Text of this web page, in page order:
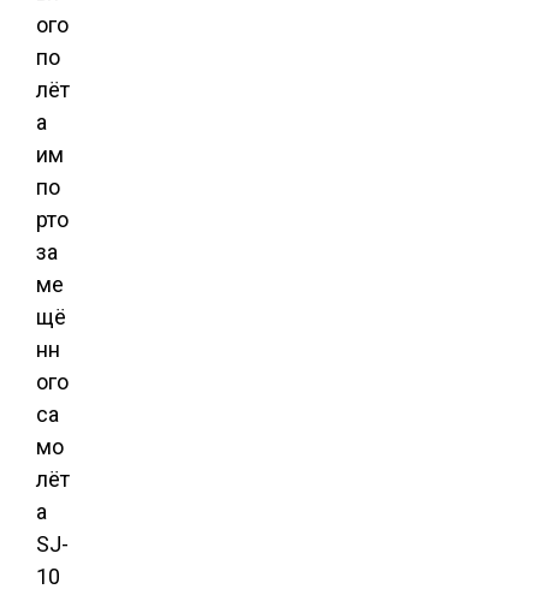
ого
по
лёт
а
им
по
рто
за
ме
щё
нн
ого
са
мо
лёт
а
SJ-
10